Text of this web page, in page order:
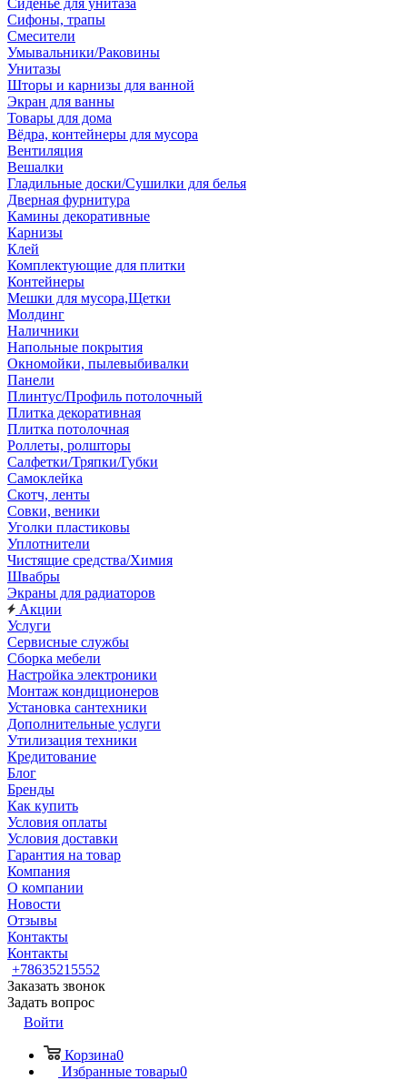
Сиденье для унитаза
Сифоны, трапы
Смесители
Умывальники/Раковины
Унитазы
Шторы и карнизы для ванной
Экран для ванны
Товары для дома
Вёдра, контейнеры для мусора
Вентиляция
Вешалки
Гладильные доски/Сушилки для белья
Дверная фурнитура
Камины декоративные
Карнизы
Клей
Комплектующие для плитки
Контейнеры
Мешки для мусора,Щетки
Молдинг
Наличники
Напольные покрытия
Окномойки, пылевыбивалки
Панели
Плинтус/Профиль потолочный
Плитка декоративная
Плитка потолочная
Роллеты, ролшторы
Салфетки/Тряпки/Губки
Самоклейка
Скотч, ленты
Совки, веники
Уголки пластиковы
Уплотнители
Чистящие средства/Химия
Швабры
Экраны для радиаторов
Акции
Услуги
Сервисные службы
Сборка мебели
Настройка электроники
Монтаж кондиционеров
Установка сантехники
Дополнительные услуги
Утилизация техники
Кредитование
Блог
Бренды
Как купить
Условия оплаты
Условия доставки
Гарантия на товар
Компания
О компании
Новости
Отзывы
Контакты
Контакты
+78635215552
Заказать звонок
Задать вопрос
Войти
Корзина0
Избранные товары0